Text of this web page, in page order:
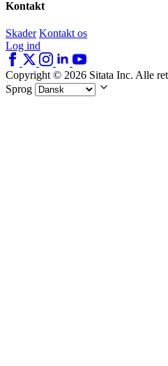
Kontakt
Skader Kontakt os
Log ind
Copyright © 2026 Sitata Inc. Alle
Sprog